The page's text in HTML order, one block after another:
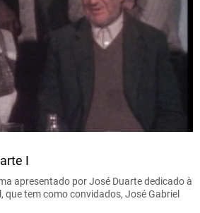
I
apresentado por José Duarte dedicado à
que tem como convidados, José Gabriel